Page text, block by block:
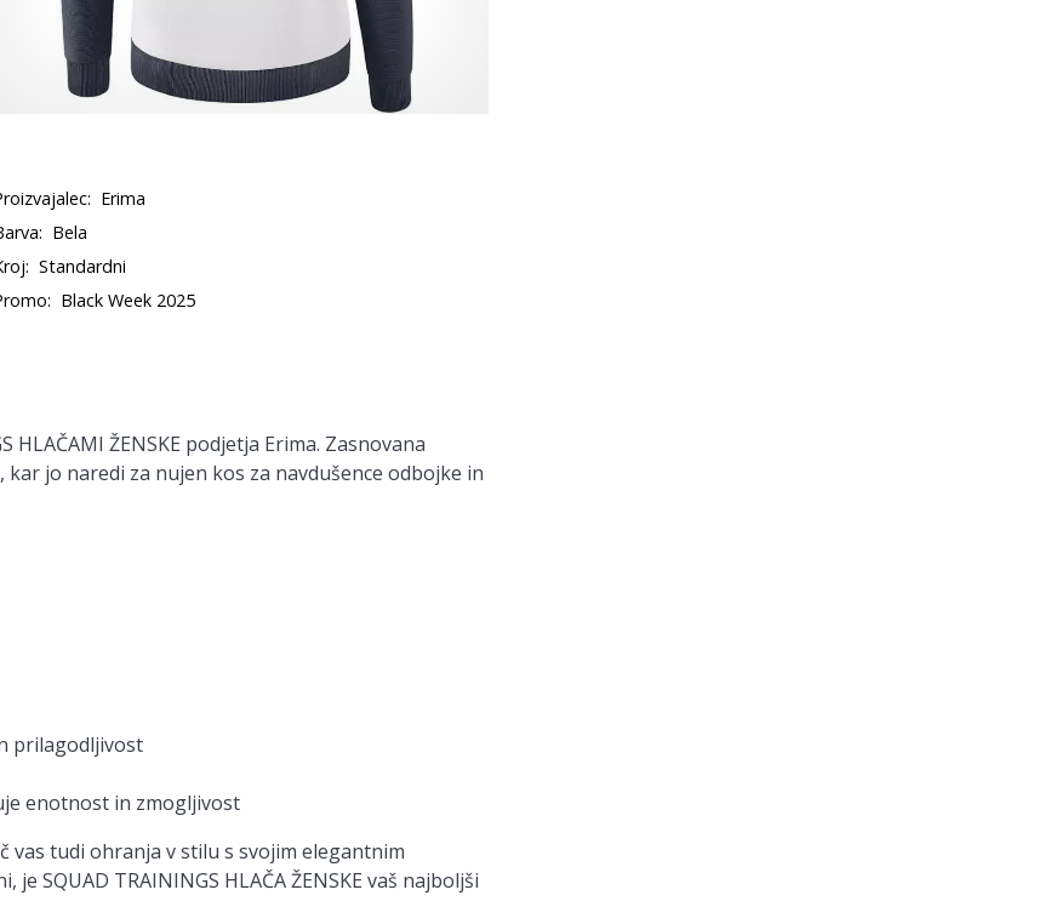
Erima
Bela
Standardni
Black Week 2025
ŽENSKE podjetja Erima. Zasnovana
jo naredi za nujen kos za navdušence odbojke in
prilagodljivost
enotnost in zmogljivost
vas tudi ohranja v stilu s svojim elegantnim
SQUAD TRAININGS HLAČA ŽENSKE vaš najboljši